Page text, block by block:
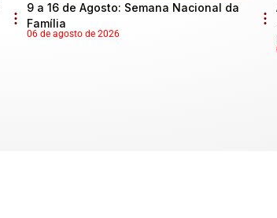
9 a 16 de Agosto: Semana Nacional da
Família
06 de agosto de 2026